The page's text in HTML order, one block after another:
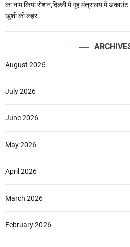
का नाम किया रोशन,दिल्ली में गृह मंत्रालय में
खुशी की लहर
August 2026
July 2026
June 2026
May 2026
April 2026
March 2026
February 2026